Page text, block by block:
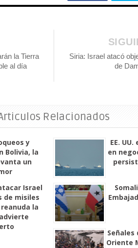
Siria: Israel atacó
de
la Tierra
al día
Relacionados
y
Bolivia, la
un
EE.
en
Israel
de misiles
la
Señales
Oriente